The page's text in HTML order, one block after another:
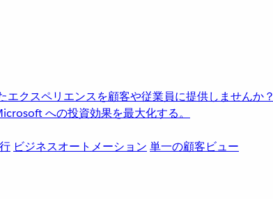
エクスペリエンスを顧客や従業員に提供しませんか？
への投資効果を最大化する。
ビジネスオートメーション 単一の顧客ビュー